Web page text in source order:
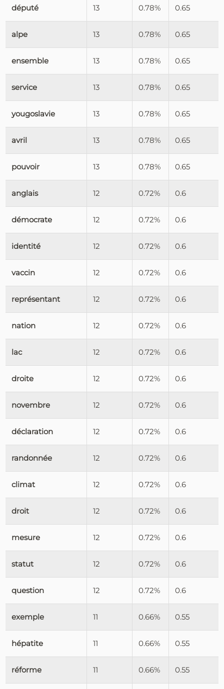
député 13 0.78% 0.65
alpe 13 0.78% 0.65
ensemble 13 0.78% 0.65
service 13 0.78% 0.65
yougoslavie 13 0.78% 0.65
avril 13 0.78% 0.65
pouvoir 13 0.78% 0.65
anglais 12 0.72% 0.6
démocrate 12 0.72% 0.6
identité 12 0.72% 0.6
vaccin 12 0.72% 0.6
représentant 12 0.72% 0.6
nation 12 0.72% 0.6
lac 12 0.72% 0.6
droite 12 0.72% 0.6
novembre 12 0.72% 0.6
déclaration 12 0.72% 0.6
randonnée 12 0.72% 0.6
climat 12 0.72% 0.6
droit 12 0.72% 0.6
mesure 12 0.72% 0.6
statut 12 0.72% 0.6
question 12 0.72% 0.6
exemple 11 0.66% 0.55
hépatite 11 0.66% 0.55
réforme 11 0.66% 0.55